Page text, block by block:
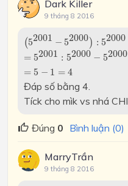
Dark Killer
9 tháng 8 2016
(52001 − 52000) : 52000
5 2001 2000 2000
= 52001 : 52000 − 52000
= 2001 2000 2000
= 5 − 1 = 4
5− =
Đáp số bằng 4.
Tíck cho mìk vs nhá
Đúng 0 Bình luận (0)
MarryTrần
9 tháng 8 2016